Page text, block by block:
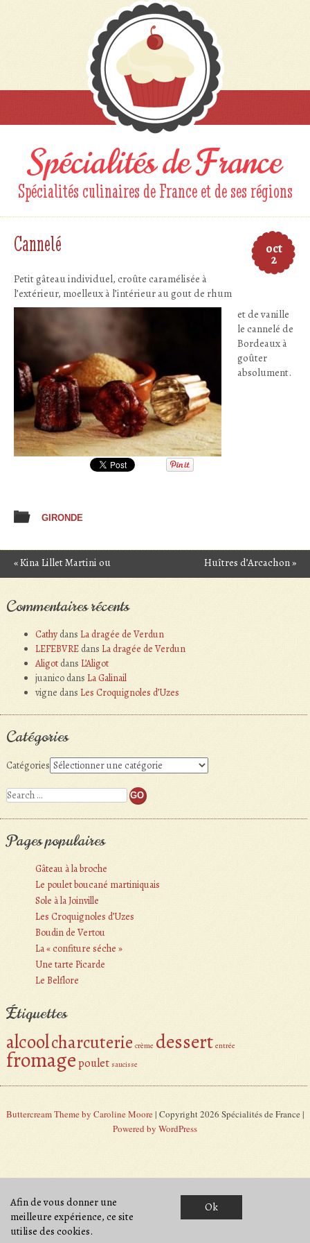
Spécialités de France
Spécialités culinaires de France et de ses régions
oct
2
Cannelé
Petit gâteau individuel, croûte caramélisée à
l’extérieur, moelleux à l’intérieur au gout de rhum
et de vanille
le cannelé de
Bordeaux à
goûter
absolument.
GIRONDE
Post navigation
«Kina Lillet Martini ou
Huîtres d’Arcachon»
Commentaires récents
Cathydans La dragée de Verdun
LEFEBVREdans La dragée de Verdun
Aligotdans L’Aligot
juanicodans La Galinail
vigne dans Les Croquignoles d’Uzes
Catégories
Catégories
Search
Pages populaires
Gâteau à la broche
Le poulet boucané martiniquais
Sole à la Joinville
Les Croquignoles d’Uzes
Boudin de Vertou
La « confiture séche »
Une tarte Picarde
Le Belflore
Étiquettes
alcoolcharcuterie crème dessert entrée
fromagepoulet saucisse
Buttercream Theme by Caroline Moore | Copyright 2026 Spécialités de France |
Powered by WordPress
Afin de vous donner une
meilleure expérience, ce site
utilise des cookies.
Ok